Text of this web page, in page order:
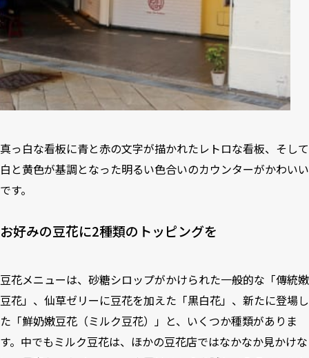
真っ白な看板に青と赤の文字が描かれたレトロな看板、そして
白と黄色が基調となった明るい色合いのカウンターがかわいい
です。
お好みの豆花に2種類のトッピングを
豆花メニューは、砂糖シロップがかけられた一般的な「傳統嫩
豆花」、仙草ゼリーに豆花を加えた「黒白花」、新たに登場し
た「鮮奶嫩豆花（ミルク豆花）」と、いくつか種類がありま
す。中でもミルク豆花は、ほかの豆花店ではなかなか見かけな